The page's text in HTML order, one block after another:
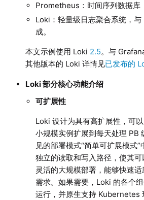
Prometheus：时间序列数据库
Loki：轻量级日志聚合系统，
成。
本文示例使用 Loki 2.5。与
其他版本的 Loki 详情见已发布的
Loki 部分核心功能介绍
可扩展性
Loki 设计为具有高扩展性，可
小规模实例扩展到每天处理 PB
见的部署模式“简单可扩展模式
独立的读取和写入路径，使其
灵活的大规模部署，能够快速
需求。如果需要，Loki 的各个
运行，并原生支持 Kubernetes